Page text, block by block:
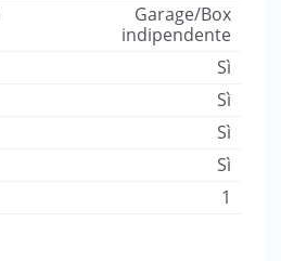
Garage/Box
indipendente
Sì
Sì
Sì
Sì
1